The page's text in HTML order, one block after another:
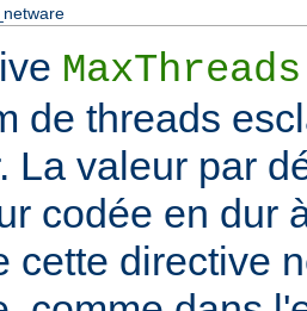
MaxThreads
de threads
La valeur par
codée en dur
cette directive